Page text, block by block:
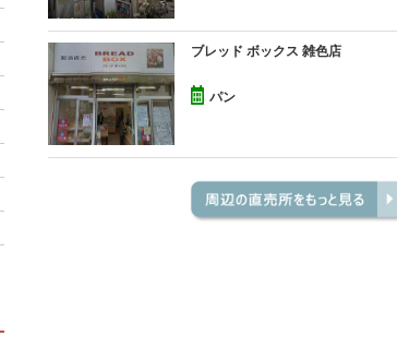
ブレッド ボックス 雑色店
パン